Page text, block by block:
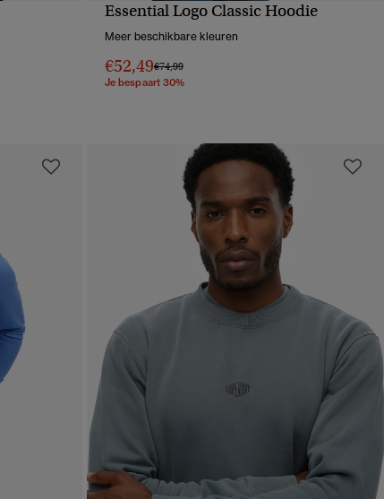
SNELLE WEERGAVE
Essential Logo Classic Hoodie
Meer beschikbare kleuren
€52,49Prijs verlaagd van
€74,99naar
Je bespaart 30%